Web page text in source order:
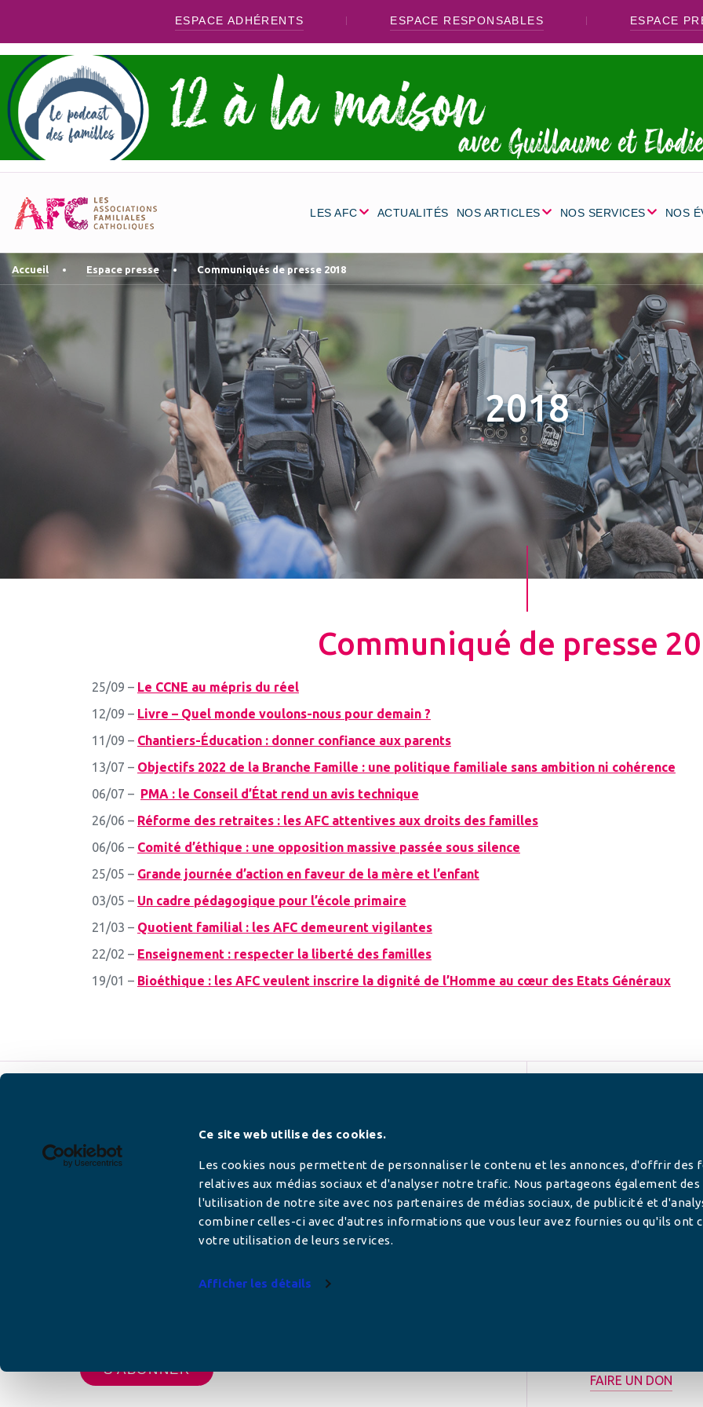
Ce site web utilise des cookies.
Les cookies nous permettent de personnaliser le contenu et les annonces, d'offrir des
relatives aux médias sociaux et d'analyser notre trafic. Nous partageons également
l'utilisation de notre site avec nos partenaires de médias sociaux, de publicité et
combiner celles-ci avec d'autres informations que vous leur avez fournies ou qu'ils ont
votre utilisation de leurs services.
Afficher les détails
ESPACE ADHÉRENTS ESPACE RESPONSABLES ESPACE
LES AFC ACTUALITÉS NOS ARTICLES NOS SERVICES NOS
Accueil Espace presse Communiqués de presse 2018
2018
Communiqué de presse
25/09 – Le CCNE au mépris du réel
12/09 – Livre – Quel monde voulons-nous pour demain ?
11/09 – Chantiers-Éducation : donner confiance aux parents
13/07 – Objectifs 2022 de la Branche Famille : une politique familiale sans ambition ni cohérence
06/07 – PMA : le Conseil d’État rend un avis technique
26/06 – Réforme des retraites : les AFC attentives aux droits des familles
06/06 – Comité d’éthique : une opposition massive passée sous silence
25/05 – Grande journée d’action en faveur de la mère et l’enfant
03/05 – Un cadre pédagogique pour l’école primaire
21/03 – Quotient familial : les AFC demeurent vigilantes
22/02 – Enseignement : respecter la liberté des familles
19/01 – Bioéthique : les AFC veulent inscrire la dignité de l’Homme au cœur des Etats Généraux
Newsletter
FAIRE UN DON